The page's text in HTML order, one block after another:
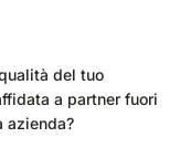
del tuo
a partner fuori
azienda?